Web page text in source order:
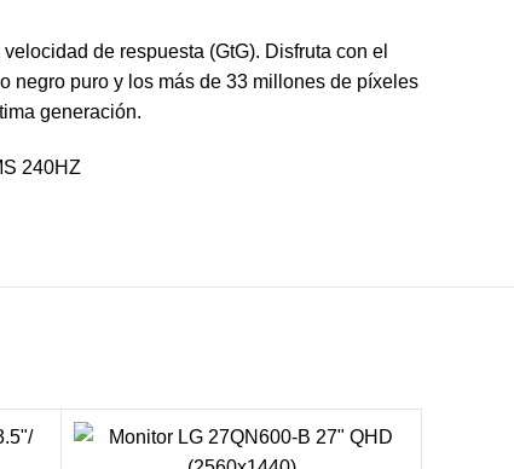
de respuesta (GtG). Disfruta con el
negro puro y los más de 33 millones de píxeles
generación.